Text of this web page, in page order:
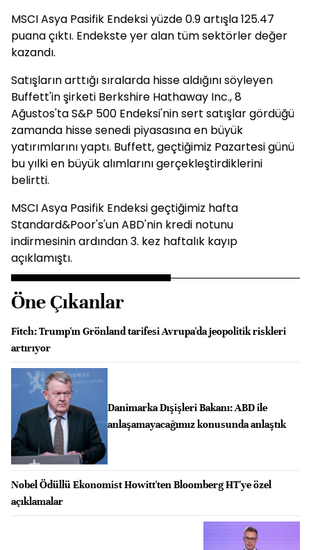
MSCI Asya Pasifik Endeksi yüzde 0.9 artışla 125.47
puana çıktı. Endekste yer alan tüm sektörler değer
kazandı.
Satışların arttığı sıralarda hisse aldığını söyleyen
Buffett'in şirketi Berkshire Hathaway Inc., 8
Ağustos'ta S&P 500 Endeksi'nin sert satışlar gördüğü
zamanda hisse senedi piyasasına en büyük
yatırımlarını yaptı. Buffett, geçtiğimiz Pazartesi günü
bu yılki en büyük alımlarını gerçekleştirdiklerini
belirtti.
MSCI Asya Pasifik Endeksi geçtiğimiz hafta
Standard&Poor's'un ABD'nin kredi notunu
indirmesinin ardından 3. kez haftalık kayıp
açıklamıştı.
Öne Çıkanlar
Fitch: Trump'ın Grönland tarifesi Avrupa'da jeopolitik riskleri
artırıyor
Danimarka Dışişleri Bakanı: ABD ile
anlaşamayacağımız konusunda anlaştık
Nobel Ödüllü Ekonomist Howitt'ten Bloomberg HT'ye özel
açıklamalar